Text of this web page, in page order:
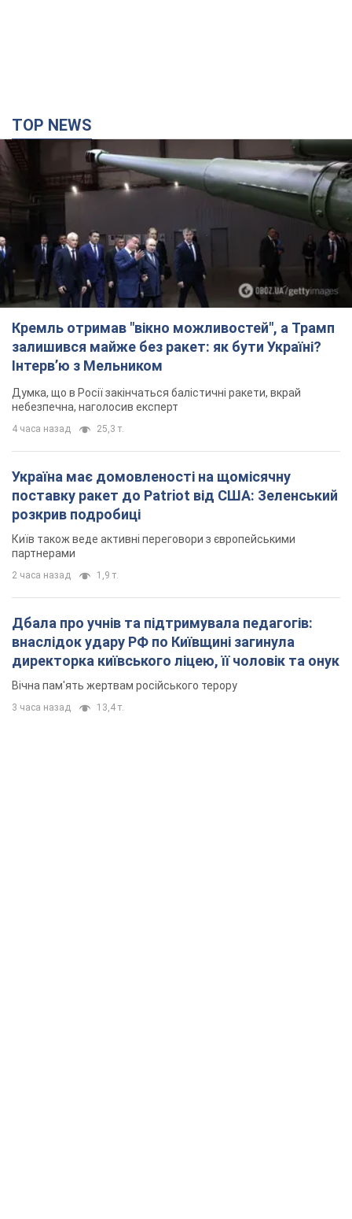
TOP NEWS
Кремль отримав "вікно можливостей", а Трамп
залишився майже без ракет: як бути Україні?
Інтерв’ю з Мельником
Думка, що в Росії закінчаться балістичні ракети, вкрай
небезпечна, наголосив експерт
4 часа назад 25,3 т.
Україна має домовленості на щомісячну
поставку ракет до Patriot від США: Зеленський
розкрив подробиці
Київ також веде активні переговори з європейськими
партнерами
2 часа назад 1,9 т.
Дбала про учнів та підтримувала педагогів:
внаслідок удару РФ по Київщині загинула
директорка київського ліцею, її чоловік та онук
Вічна пам'ять жертвам російського терору
3 часа назад 13,4 т.